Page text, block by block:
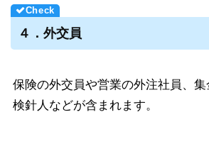
４．外交員
保険の外交員や営業の外注社員、
検針人などが含まれます。